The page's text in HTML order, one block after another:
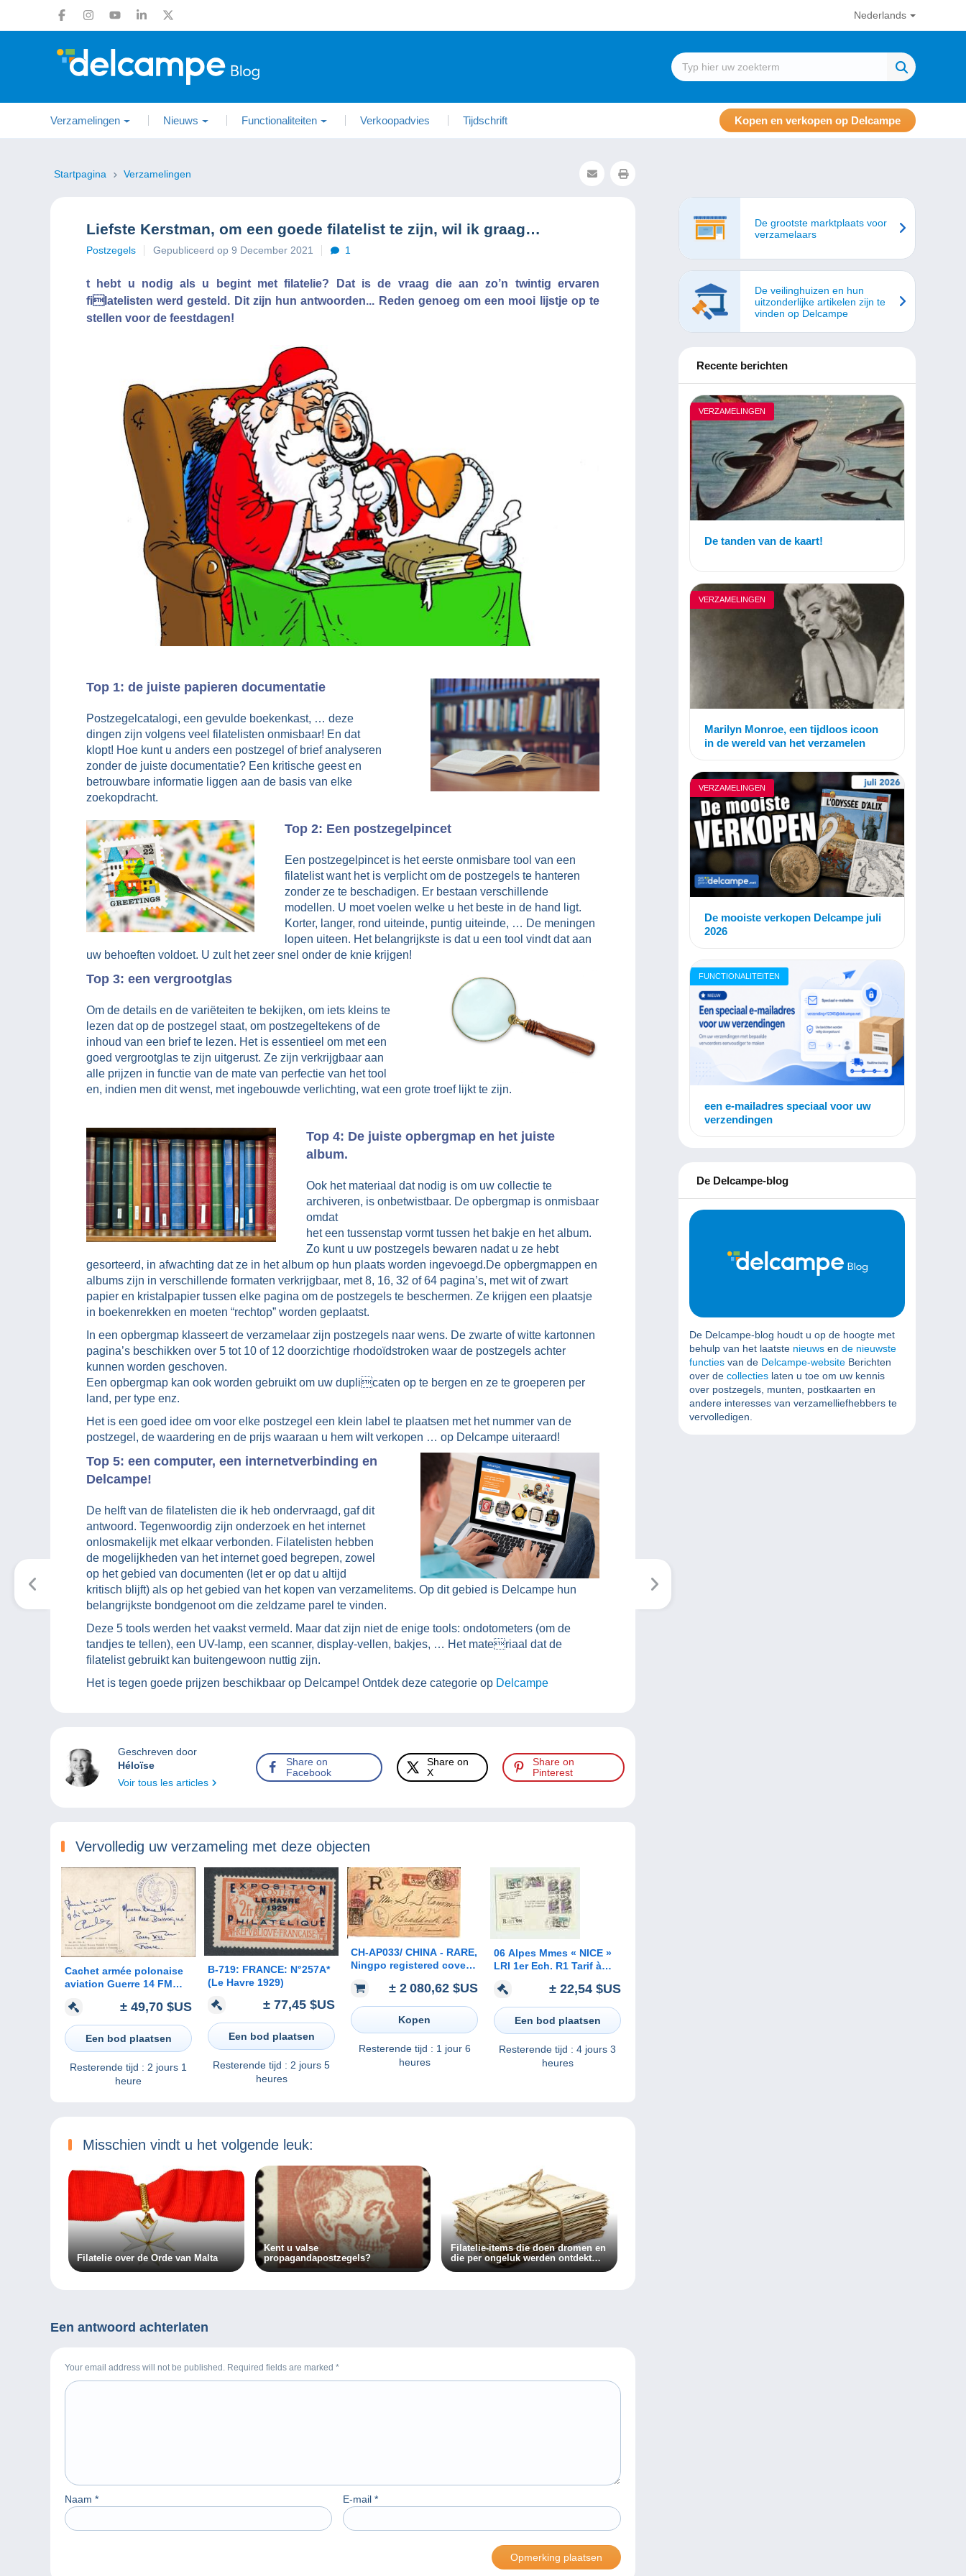
Nederlands
Verzamelingen Nieuws Functionaliteiten Verkoopadvies Tijdschrift Kopen en verkopen op Delcampe
Startpagina Verzamelingen
Liefste Kerstman, om een goede filatelist te zijn, wil ik graag…
Postzegels Gepubliceerd op 9 December 2021 1
t hebt u nodig als u begint met filatelie? Dat is de vraag die aan zo’n twintig ervaren
filatelisten werd gesteld. Dit zijn hun antwoorden... Reden genoeg om een mooi lijstje op te
stellen voor de feestdagen!
Top 1: de juiste papieren documentatie
Postzegelcatalogi, een gevulde boekenkast, … deze
dingen zijn volgens veel filatelisten onmisbaar! En dat
klopt! Hoe kunt u anders een postzegel of brief analyseren
zonder de juiste documentatie? Een kritische geest en
betrouwbare informatie liggen aan de basis van elke
zoekopdracht.
Top 2: Een postzegelpincet
Een postzegelpincet is het eerste onmisbare tool van een
filatelist want het is verplicht om de postzegels te hanteren
zonder ze te beschadigen. Er bestaan verschillende
modellen. U moet voelen welke u het beste in de hand ligt.
Korter, langer, rond uiteinde, puntig uiteinde, … De meningen
lopen uiteen. Het belangrijkste is dat u een tool vindt dat aan
uw behoeften voldoet. U zult het zeer snel onder de knie krijgen!
Top 3: een vergrootglas
Om de details en de variëteiten te bekijken, om iets kleins te
lezen dat op de postzegel staat, om postzegeltekens of de
inhoud van een brief te lezen. Het is essentieel om met een
goed vergrootglas te zijn uitgerust. Ze zijn verkrijgbaar aan
alle prijzen in functie van de mate van perfectie van het tool
en, indien men dit wenst, met ingebouwde verlichting, wat een grote troef lijkt te zijn.
Top 4: De juiste opbergmap en het juiste
album.
Ook het materiaal dat nodig is om uw collectie te
archiveren, is onbetwistbaar. De opbergmap is onmisbaar
omdat
het een tussenstap vormt tussen het bakje en het album.
Zo kunt u uw postzegels bewaren nadat u ze hebt
gesorteerd, in afwachting dat ze in het album op hun plaats worden ingevoegd.De opbergmappen en
albums zijn in verschillende formaten verkrijgbaar, met 8, 16, 32 of 64 pagina’s, met wit of zwart
papier en kristalpapier tussen elke pagina om de postzegels te beschermen. Ze krijgen een plaatsje
in boekenrekken en moeten “rechtop” worden geplaatst.
In een opbergmap klasseert de verzamelaar zijn postzegels naar wens. De zwarte of witte kartonnen
pagina’s beschikken over 5 tot 10 of 12 doorzichtige rhodoïdstroken waar de postzegels achter
kunnen worden geschoven.
Een opbergmap kan ook worden gebruikt om uw duplicaten op te bergen en ze te groeperen per
land, per type enz.
Het is een goed idee om voor elke postzegel een klein label te plaatsen met het nummer van de
postzegel, de waardering en de prijs waaraan u hem wilt verkopen … op Delcampe uiteraard!
Top 5: een computer, een internetverbinding en
Delcampe!
De helft van de filatelisten die ik heb ondervraagd, gaf dit
antwoord. Tegenwoordig zijn onderzoek en het internet
onlosmakelijk met elkaar verbonden. Filatelisten hebben
de mogelijkheden van het internet goed begrepen, zowel
op het gebied van documenten (let er op dat u altijd
kritisch blijft) als op het gebied van het kopen van verzamelitems. Op dit gebied is Delcampe hun
belangrijkste bondgenoot om die zeldzame parel te vinden.
Deze 5 tools werden het vaakst vermeld. Maar dat zijn niet de enige tools: ondotometers (om de
tandjes te tellen), een UV-lamp, een scanner, display-vellen, bakjes, … Het materiaal dat de
filatelist gebruikt kan buitengewoon nuttig zijn.
Het is tegen goede prijzen beschikbaar op Delcampe! Ontdek deze categorie op Delcampe
Geschreven door
Héloïse
Voir tous les articles
Share on
Facebook
Share on
X
Share on
Pinterest
Vervolledig uw verzameling met deze objecten
Cachet armée polonaise
aviation Guerre 14 FM
Pologne Lutte contre
Bolchévisme CP Peinture
Cracovie
± 49,70 $US
Een bod plaatsen
Resterende tijd : 2 jours 1
heure
B-719: FRANCE: N°257A*
(Le Havre 1929)
± 77,45 $US
Een bod plaatsen
Resterende tijd : 2 jours 5
heures
CH-AP033/ CHINA - RARE,
Ningpo registered cover,
French P.O. Shanghai to
USA 1900
± 2 080,62 $US
Kopen
Resterende tijd : 1 jour 6
heures
06 Alpes Mmes « NICE »
LRI 1er Ech. R1 Tarif à
± 22,54 $US
Een bod plaatsen
Resterende tijd : 4 jours 3
heures
Misschien vindt u het volgende leuk:
Filatelie over de Orde van Malta
Kent u valse
propagandapostzegels?
Filatelie-items die doen dromen en
die per ongeluk werden ontdekt…
Een antwoord achterlaten
Your email address will not be published. Required fields are marked *
Naam * E-mail *
De grootste marktplaats voor
verzamelaars
De veilinghuizen en hun
uitzonderlijke artikelen zijn te
vinden op Delcampe
Recente berichten
VERZAMELINGEN
De tanden van de kaart!
VERZAMELINGEN
Marilyn Monroe, een tijdloos icoon
in de wereld van het verzamelen
VERZAMELINGEN
De mooiste verkopen Delcampe juli
2026
FUNCTIONALITEITEN
een e-mailadres speciaal voor uw
verzendingen
De Delcampe-blog
De Delcampe-blog houdt u op de hoogte met
behulp van het laatste nieuws en de nieuwste
functies van de Delcampe-website Berichten
over de collecties laten u toe om uw kennis
over postzegels, munten, postkaarten en
andere interesses van verzamelliefhebbers te
vervolledigen.